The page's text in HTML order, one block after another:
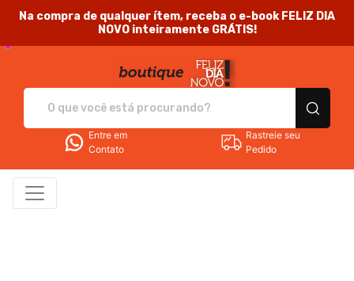
Na compra de qualquer ítem, receba o e-book FELIZ DIA
NOVO inteiramente GRÁTIS!
Entre em
Contato
Rastreie seu
Pedido